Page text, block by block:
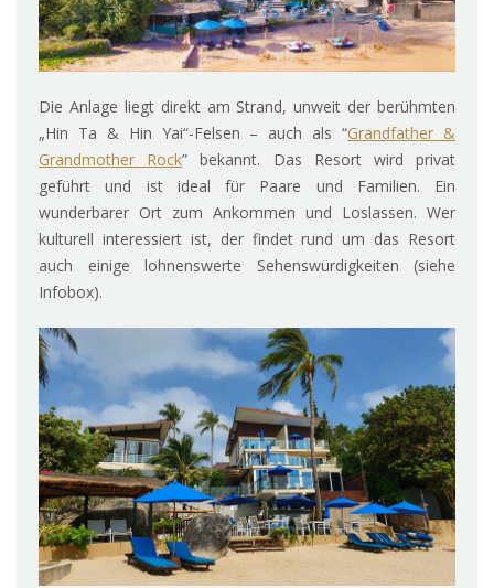
Die Anlage liegt direkt am Strand, unweit der berühmten
„Hin Ta & Hin Yai“-Felsen – auch als “Grandfather &
Grandmother Rock” bekannt. Das Resort wird privat
geführt und ist ideal für Paare und Familien. Ein
wunderbarer Ort zum Ankommen und Loslassen. Wer
kulturell interessiert ist, der findet rund um das Resort
auch einige lohnenswerte Sehenswürdigkeiten (siehe
Infobox).